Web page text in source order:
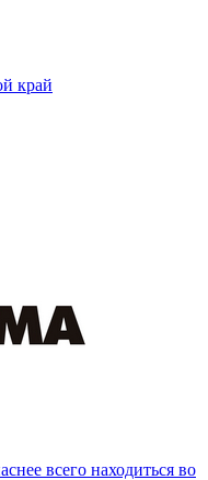
край
всего находиться во